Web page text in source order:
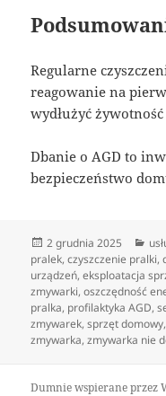
Regularne
reagowanie na
wydłużyć
Dbanie o AGD to
bezpieczeństwo
Data
publikacji
2 grudnia 2025
pralek,czyszczenie pralki,
urządzeń,eksploatacja
zmywarki,oszczędność
pralka, profilaktyka AGD,
zmywarek,sprzęt domowy,
zmywarka,zmywarka nie
Dumnie wspierane przez